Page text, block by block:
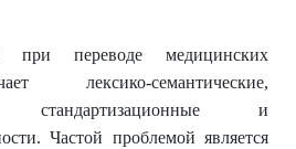
при переводе медицинских
лексико-семантические,
стандартизационные и
Частой проблемой является